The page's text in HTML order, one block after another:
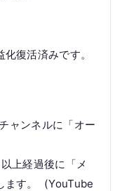
復活済みです。
ンネルに「オー
上経過後に「メ
ます。 (YouTube